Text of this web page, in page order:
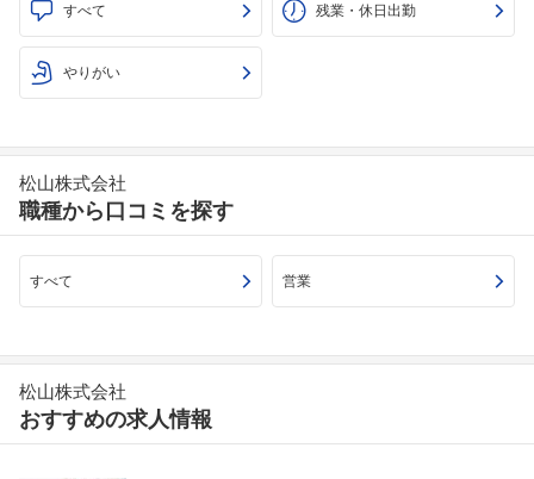
すべて 残業・休日出勤
やりがい
松山株式会社
職種から口コミを探す
すべて 営業
松山株式会社
おすすめの求人情報